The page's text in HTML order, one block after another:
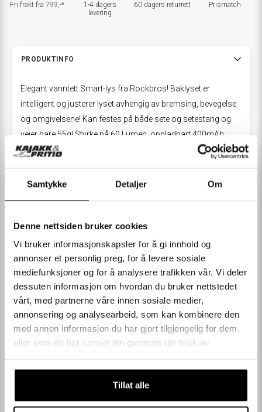
Samtykke Detaljer Om
Denne nettsiden bruker cookies
Vi bruker informasjonskapsler for å gi innhold og
annonser et personlig preg, for å levere sosiale
mediefunksjoner og for å analysere trafikken vår. Vi deler
dessuten informasjon om hvordan du bruker nettstedet
vårt, med partnerne våre innen sosiale medier,
annonsering og analysearbeid, som kan kombinere den
med annen informasjon du har gjort tilgjengelig for dem,
eller som de har samlet inn gjennom din bruk av
Tillat alle
Fri frakt fra 799,-*
1-4 dagers
levering
60 dagers returrett Prismatch
PRODUKTINFO
Elegant vanntett Smart-lys fra Rockbros! Baklyset er
intelligent og justerer lyset avhengig av bremsing, bevegelse
og omgivelsene! Kan festes på både sete og setestang og
veier bare 55g! Styrke på 60 Lumen, oppladbart 400mAh
Lithium batteri.
produktet. Vi forbeholder oss retten til å endre til tilsvarende
gjelder kunder som ikke har handlet hos oss tidligere og kan kun
benyttes på første kjøp. Ordre som bryter med vilkårene vil ved en
kontroll bli kansellert
SPESIFIKASJONER
KUNDEOMTALER
Andre kjøpte også